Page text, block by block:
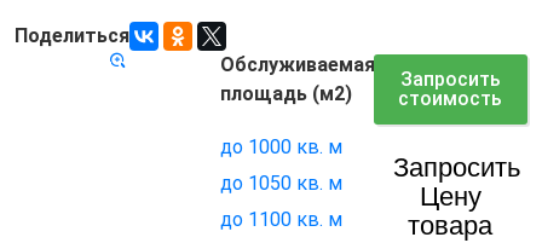
Поделиться
Код товара:
Запросить
стоимость
Запросить
Цену
товара
Обслуживаемая
площадь (м2)
до 1000 кв. м
до 1050 кв. м
до 1100 кв. м